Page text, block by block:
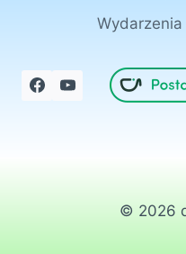
Wydarzenia
© 2026